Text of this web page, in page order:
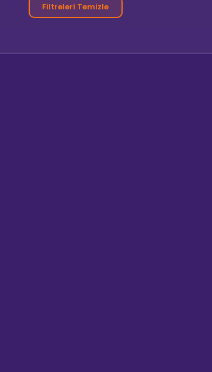
Filtreleri Temizle